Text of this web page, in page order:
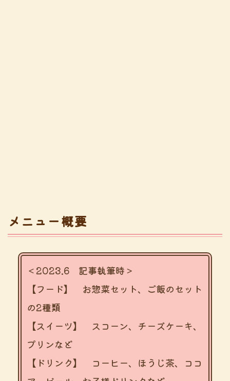
メニュー概要
＜2023.6 記事執筆時＞
【フード】 お惣菜セット、ご飯のセット
の2種類
【スイーツ】 スコーン、チーズケーキ、
プリンなど
【ドリンク】 コーヒー、ほうじ茶、ココ